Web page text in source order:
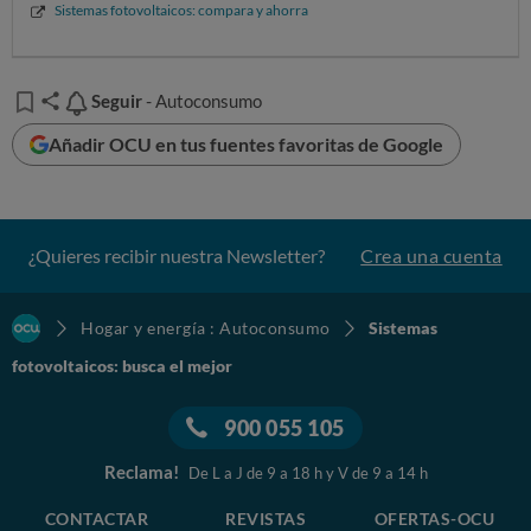
Sistemas fotovoltaicos: compara y ahorra
Seguir
Seguir - Autoconsumo
Añadir OCU en tus fuentes favoritas de Google
¿Quieres recibir nuestra Newsletter? Crea una cuenta
Hogar y energía : Autoconsumo
Sistemas
fotovoltaicos: busca el mejor
900 055 105
Reclama! De L a J de 9 a 18 h y V de 9 a 14 h
CONTACTAR REVISTAS OFERTAS-OCU